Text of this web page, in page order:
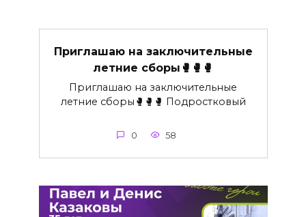
Приглашаю на заключительные
летние сборы🥊🥊🥊
Приглашаю на заключительные
летние сборы🥊🥊🥊 Подростковый
0 58